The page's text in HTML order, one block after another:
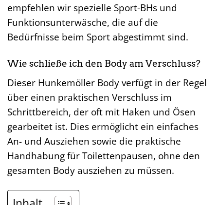
empfehlen wir spezielle Sport-BHs und
Funktionsunterwäsche, die auf die
Bedürfnisse beim Sport abgestimmt sind.
Wie schließe ich den Body am Verschluss?
Dieser Hunkemöller Body verfügt in der Regel
über einen praktischen Verschluss im
Schrittbereich, der oft mit Haken und Ösen
gearbeitet ist. Dies ermöglicht ein einfaches
An- und Ausziehen sowie die praktische
Handhabung für Toilettenpausen, ohne den
gesamten Body ausziehen zu müssen.